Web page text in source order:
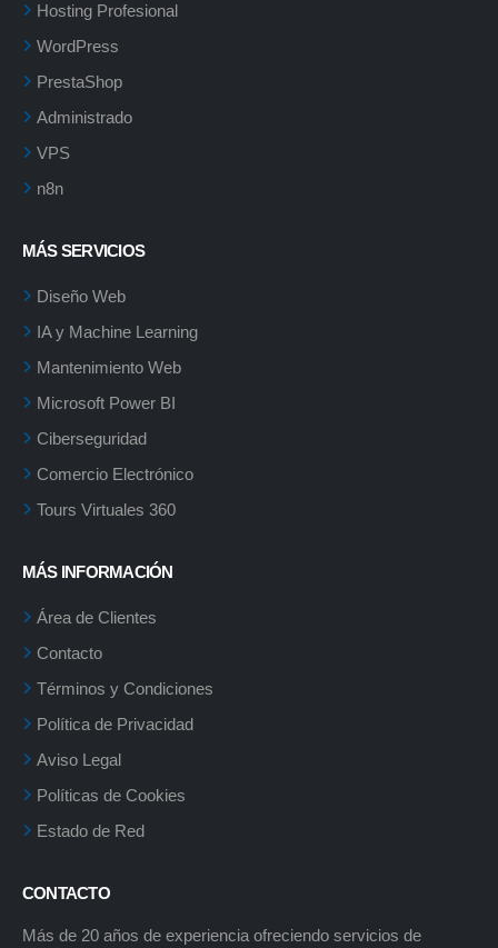
Hosting Profesional
WordPress
PrestaShop
Administrado
VPS
n8n
MÁS SERVICIOS
Diseño Web
IA y Machine Learning
Mantenimiento Web
Microsoft Power BI
Ciberseguridad
Comercio Electrónico
Tours Virtuales 360
MÁS INFORMACIÓN
Área de Clientes
Contacto
Términos y Condiciones
Política de Privacidad
Aviso Legal
Políticas de Cookies
Estado de Red
CONTACTO
Más de 20 años de experiencia ofreciendo servicios de